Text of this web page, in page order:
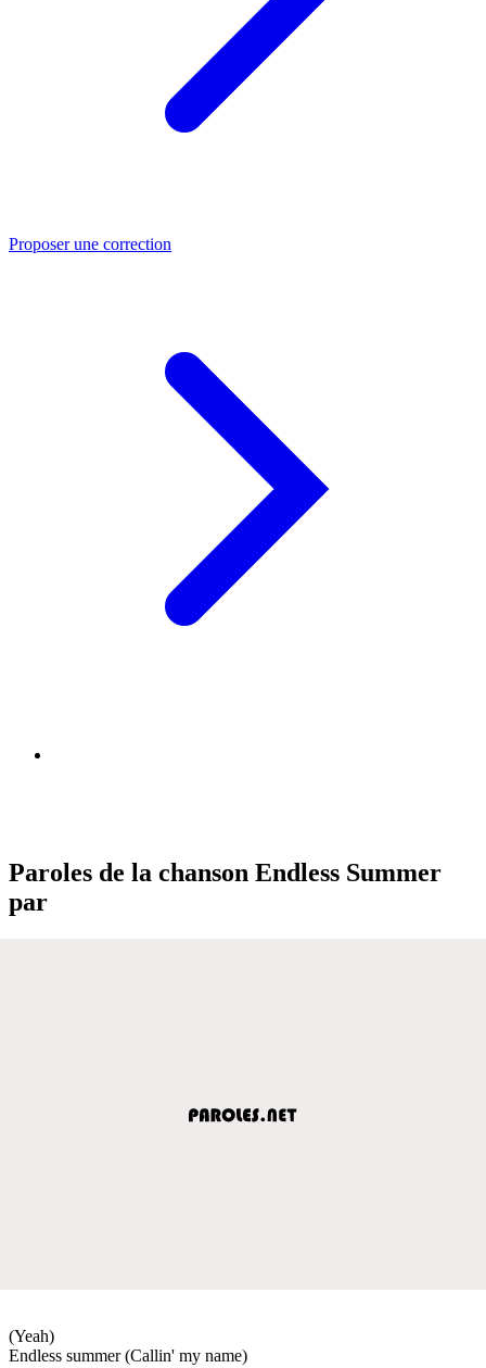
Proposer une correction
Paroles de la chanson Endless Summer
par
(Yeah)
Endless summer (Callin' my name)